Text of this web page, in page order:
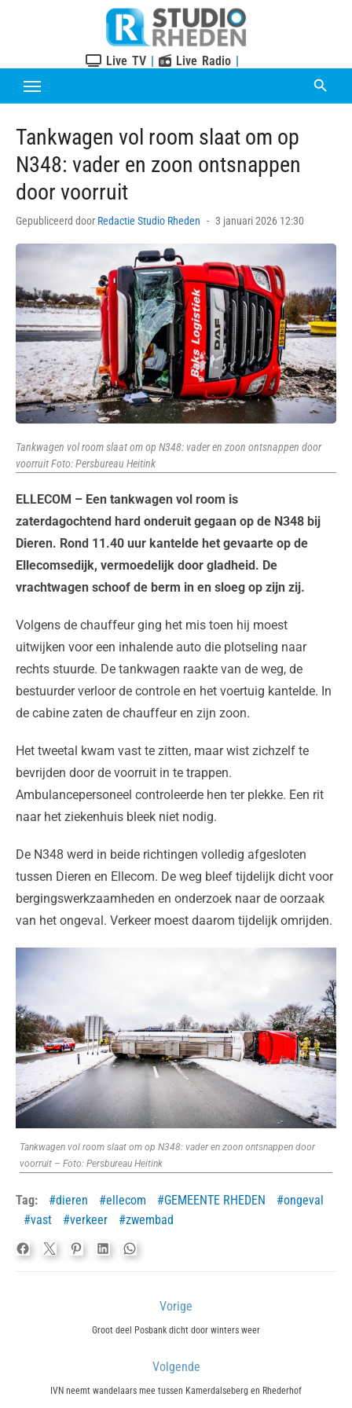
Live TV | Live Radio |
Tankwagen vol room slaat om op
N348: vader en zoon ontsnappen
door voorruit
Gepubliceerd door Redactie Studio Rheden
Posted
3 januari 2026 12:30
Tankwagen vol room slaat om op N348: vader en zoon ontsnappen door
voorruit Foto: Persbureau Heitink
ELLECOM – Een tankwagen vol room is
zaterdagochtend hard onderuit gegaan op de N348 bij
Dieren. Rond 11.40 uur kantelde het gevaarte op de
Ellecomsedijk, vermoedelijk door gladheid. De
vrachtwagen schoof de berm in en sloeg op zijn zij.
Volgens de chauffeur ging het mis toen hij moest
uitwijken voor een inhalende auto die plotseling naar
rechts stuurde. De tankwagen raakte van de weg, de
bestuurder verloor de controle en het voertuig kantelde. In
de cabine zaten de chauffeur en zijn zoon.
Het tweetal kwam vast te zitten, maar wist zichzelf te
bevrijden door de voorruit in te trappen.
Ambulancepersoneel controleerde hen ter plekke. Een rit
naar het ziekenhuis bleek niet nodig.
De N348 werd in beide richtingen volledig afgesloten
tussen Dieren en Ellecom. De weg bleef tijdelijk dicht voor
bergingswerkzaamheden en onderzoek naar de oorzaak
van het ongeval. Verkeer moest daarom tijdelijk omrijden.
Tankwagen vol room slaat om op N348: vader en zoon ontsnappen door
voorruit – Foto: Persbureau Heitink
Tag: dieren ellecom GEMEENTE RHEDEN
ongeval
vast
verkeer zwembad
Vorige
Previous
Groot deel Posbank dicht door winters weer
Volgende
Next
IVN neemt wandelaars mee tussen Kamerdalseberg en Rhederhof